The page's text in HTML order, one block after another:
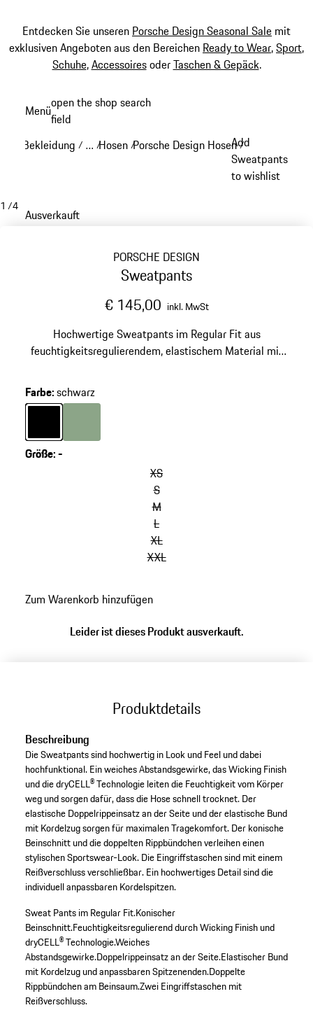
Entdecken Sie unseren Porsche Design Seasonal Sale mit
exklusiven Angeboten aus den Bereichen Ready to Wear,Sport,
Schuhe,AccessoiresoderTaschen & Gepäck.
Hauptinhalt
Menüopen the shop search
field
Bekleidung / …
Reveal collapsed breadcrumb items
/Hosen /Porsche Design Hosen/
Add
Sweatpants
to wishlist
1 /4
Ausverkauft
PORSCHE DESIGN
Sweatpants
€ 145,00 inkl. MwSt
Hochwertige Sweatpants im Regular Fit aus
feuchtigkeitsregulierendem, elastischem Material mit
Farbe:schwarz
Farbeschwarz
Farbe
Größe:-
XS
S
M
L
XL
XXL
Zum Warenkorb hinzufügen
Leider ist dieses Produkt ausverkauft.
Produktdetails
Beschreibung
Die Sweatpants sind hochwertig in Look und Feel und dabei
hochfunktional. Ein weiches Abstandsgewirke, das Wicking Finish
und die dryCELL® Technologie leiten die Feuchtigkeit vom Körper
weg und sorgen dafür, dass die Hose schnell trocknet. Der
elastische Doppelrippeinsatz an der Seite und der elastische Bund
mit Kordelzug sorgen für maximalen Tragekomfort. Der konische
Beinschnitt und die doppelten Rippbündchen verleihen einen
stylischen Sportswear-Look. Die Eingriffstaschen sind mit einem
Reißverschluss verschließbar. Ein hochwertiges Detail sind die
individuell anpassbaren Kordelspitzen.
Sweat Pants im Regular Fit.Konischer
Beinschnitt.Feuchtigkeitsregulierend durch Wicking Finish und
dryCELL® Technologie.Weiches
Abstandsgewirke.Doppelrippeinsatz an der Seite.Elastischer Bund
mit Kordelzug und anpassbaren Spitzenenden.Doppelte
Rippbündchen am Beinsaum.Zwei Eingriffstaschen mit
Reißverschluss.